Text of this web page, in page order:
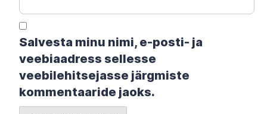
Salvesta minu nimi, e-posti- ja
veebiaadress sellesse
veebilehitsejasse järgmiste
kommentaaride jaoks.